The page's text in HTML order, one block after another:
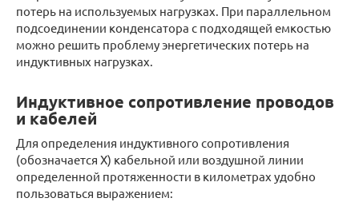
потерь на используемых нагрузках. При параллельном
подсоединении конденсатора с подходящей емкостью
можно решить проблему энергетических потерь на
индуктивных нагрузках.
Индуктивное сопротивление проводов
и кабелей
Для определения индуктивного сопротивления
(обозначается Х) кабельной или воздушной линии
определенной протяженности в километрах удобно
пользоваться выражением: